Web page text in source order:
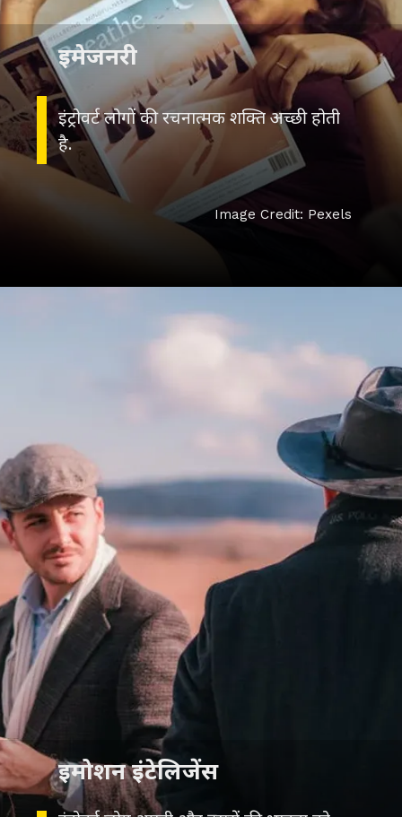
इंट्रोवर्ट लोगों की रचनात्मक शक्ति अच्छी होती
है.
इमेजनरी
Image Credit: Pexels
इमोशन इंटेलिजेंस